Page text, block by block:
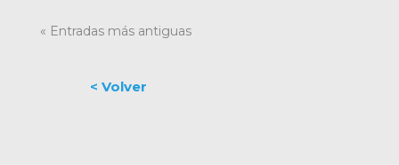
« Entradas más antiguas